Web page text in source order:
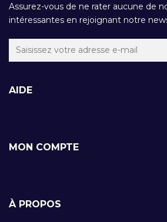
Assurez-vous de ne rater aucune de
intéressantes en rejoignant notre
AIDE
MON COMPTE
À PROPOS